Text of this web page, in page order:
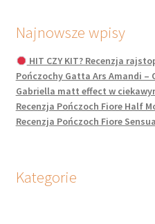
Najnowsze wpisy
HIT CZY KIT? Recenzja
Pończochy Gatta Ars Amandi –
Gabriella matt effect w
Recenzja Pończoch Fiore Half
Recenzja Pończoch Fiore
Kategorie